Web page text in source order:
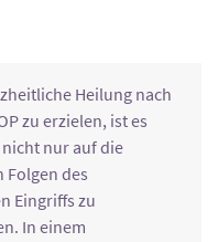
Heilung nach
zu erzielen, ist es
nur auf die
des
Eingriffs zu
In einem